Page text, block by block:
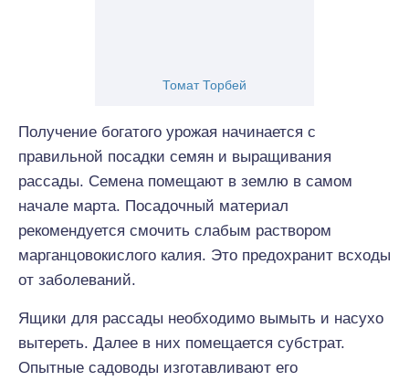
Томат Торбей
Получение богатого урожая начинается с
правильной посадки семян и выращивания
рассады. Семена помещают в землю в самом
начале марта. Посадочный материал
рекомендуется смочить слабым раствором
марганцовокислого калия. Это предохранит всходы
от заболеваний.
Ящики для рассады необходимо вымыть и насухо
вытереть. Далее в них помещается субстрат.
Опытные садоводы изготавливают его